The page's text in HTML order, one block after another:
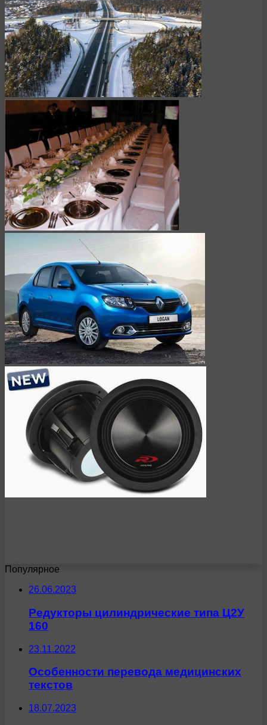
Популярное
26.06.2023
Редукторы цилиндрические типа Ц2У
160
23.11.2022
Особенности перевода медицинских
текстов
18.07.2023